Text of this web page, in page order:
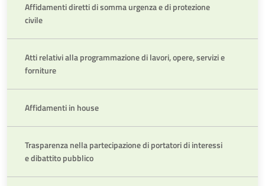
Affidamenti diretti di somma urgenza e di protezione
civile
Atti relativi alla programmazione di lavori, opere, servizi e
forniture
Affidamenti in house
Trasparenza nella partecipazione di portatori di interessi
e dibattito pubblico